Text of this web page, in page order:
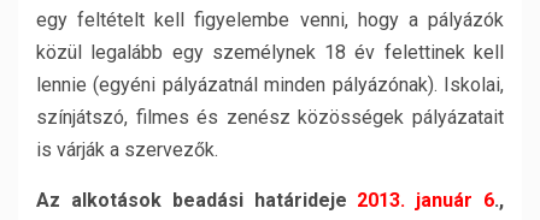
egy feltételt kell figyelembe venni, hogy a pályázók
közül legalább egy személynek 18 év felettinek kell
lennie (egyéni pályázatnál minden pályázónak). Iskolai,
színjátszó, filmes és zenész közösségek pályázatait
is várják a szervezők.
Az alkotások beadási határideje 2013. január 6.,